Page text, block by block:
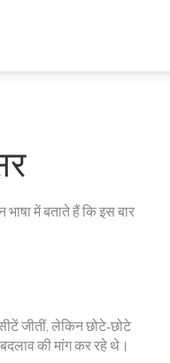
में बताते हैं कि इस बार
जीतीं, लेकिन छोटे‑छोटे
बदलाव की मांग कर रहे थे।